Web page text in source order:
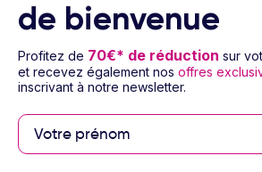
© 2026 Ôvoyages
Paiement sécurisé
de bienvenue
Profitez de 70€* de réduction sur
et recevez également nos offres
inscrivant à notre newsletter.